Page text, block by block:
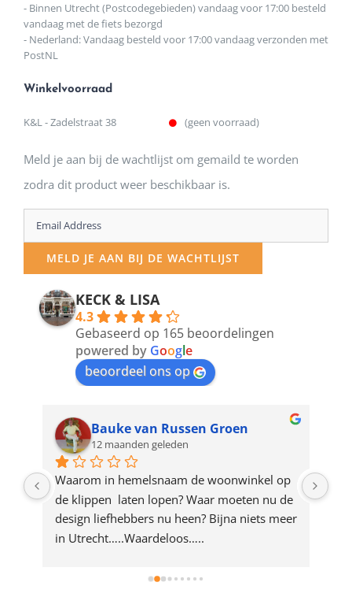
- Binnen Utrecht (Postcodegebieden) vandaag voor 17:00 besteld
vandaag met de fiets bezorgd
- Nederland: Vandaag besteld voor 17:00 vandaag verzonden met
PostNL
Winkelvoorraad
K&L - Zadelstraat 38 (geen voorraad)
Meld je aan bij de wachtlijst om gemaild te worden
zodra dit product weer beschikbaar is.
Enter
your
email
address
product
MELD JE AAN BIJ DE WACHTLIJST
KECK & LISA
4.3
Gebaseerd op 165 beoordelingen
powered by Google
beoordeel ons op
Bauke van Russen Groen
12 maanden geleden
Waarom in hemelsnaam de woonwinkel op
de klippen  laten lopen? Waar moeten nu de
design liefhebbers nu heen? Bijna niets meer
in Utrecht…..Waardeloos…..